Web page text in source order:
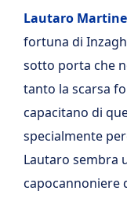
Lautaro
fortuna di
sotto porta che
tanto la scarsa
capacitano di
specialmente
Lautaro sembra
capocannoniere